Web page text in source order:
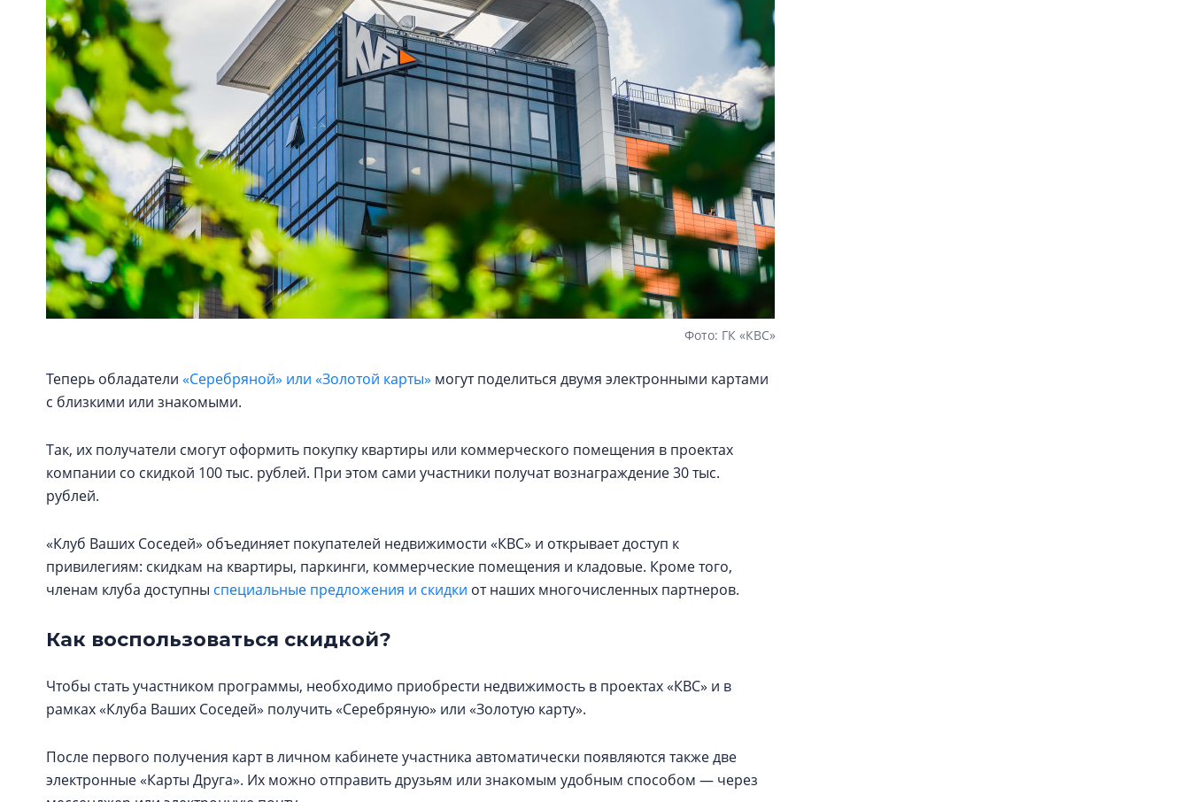
Фото: ГК «КВС»
Теперь обладатели «Серебряной» или «Золотой карты» могут поделиться двумя электронными картами
с близкими или знакомыми.
Так, их получатели смогут оформить покупку квартиры или коммерческого помещения в проектах
компании со скидкой 100 тыс. рублей. При этом сами участники получат вознаграждение 30 тыс.
рублей.
«Клуб Ваших Соседей» объединяет покупателей недвижимости «КВС» и открывает доступ к
привилегиям: скидкам на квартиры, паркинги, коммерческие помещения и кладовые. Кроме того,
членам клуба доступны специальные предложения и скидки от наших многочисленных партнеров.
Как воспользоваться скидкой?
Чтобы стать участником программы, необходимо приобрести недвижимость в проектах «КВС» и в
рамках «Клуба Ваших Соседей» получить «Серебряную» или «Золотую карту».
После первого получения карт в личном кабинете участника автоматически появляются также две
электронные «Карты Друга». Их можно отправить друзьям или знакомым удобным способом — через